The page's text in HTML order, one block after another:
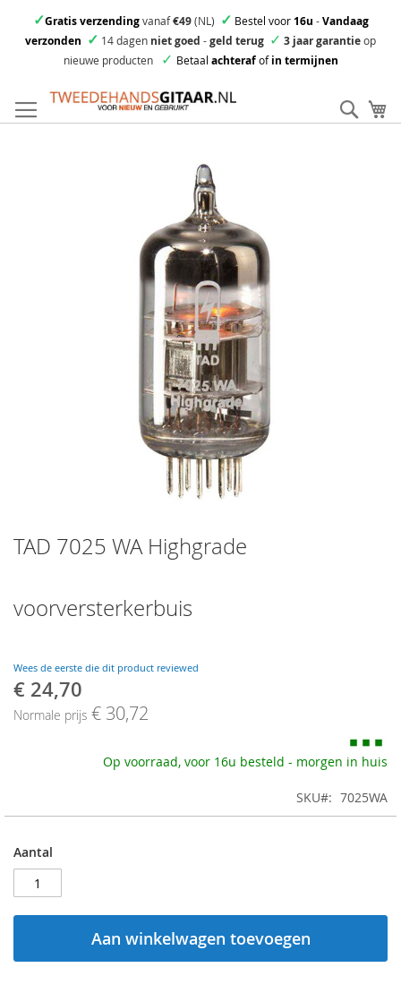
✓Gratis verzendingvanaf€49(NL) ✓ Bestel voor16u -Vandaag
verzonden ✓ 14 dagen niet goed -geld terug ✓ 3 jaar garantieop
nieuwe producten
✓ Betaal achterafofin termijnen
direct
door
TAD 7025 WA Highgrade
voorversterkerbuis
Wees de eerste die dit product reviewed
Speciale
€ 24,70
Normale prijs € 30,72
Op voorraad, voor 16u besteld - morgen in huis
SKU 7025WA
Aantal
Aan winkelwagen toevoegen
to
the
the